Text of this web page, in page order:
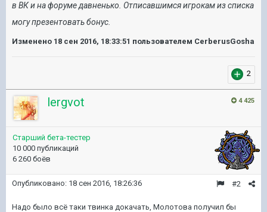
в ВК и на форуме давненько. Отписавшимся игрокам из списка
могу презентовать бонус.
Изменено 18 сен 2016, 18:33:51 пользователем CerberusGosha
2
4 425
lergvot
Старший бета-тестер
10 000 публикаций
6 260 боёв
#2
Опубликовано: 18 сен 2016, 18:26:36
Надо было всё таки твинка докачать, Молотова получил бы